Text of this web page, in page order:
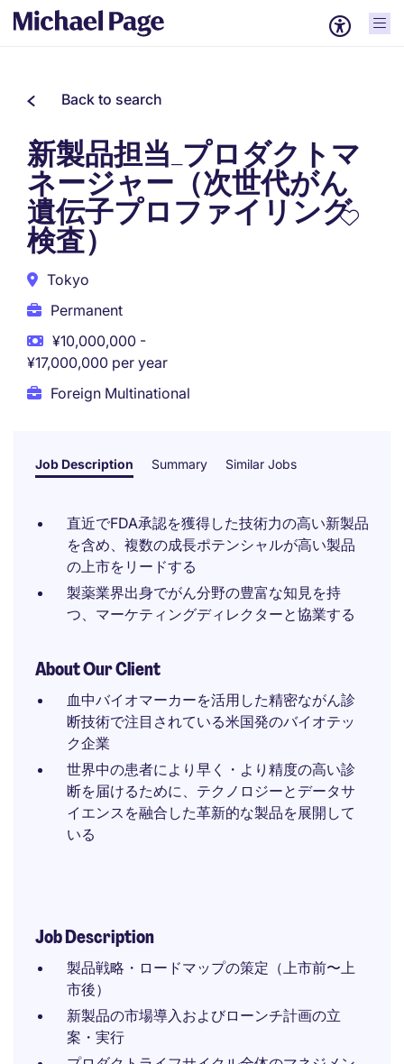
Back to search
新製品担当_プロダクトマ
ネージャー（次世代がん
遺伝子プロファイリング
検査）
Tokyo
Permanent
¥10,000,000 -
¥17,000,000 per year
Foreign Multinational
Job Description Summary Similar Jobs
直近でFDA承認を獲得した技術力の高い新製品
を含め、複数の成長ポテンシャルが高い製品
の上市をリードする
製薬業界出身でがん分野の豊富な知見を持
つ、マーケティングディレクターと協業する​
About Our Client
血中バイオマーカーを活用した精密ながん診
断技術で注目されている米国発のバイオテッ
ク企業
世界中の患者により早く・より精度の高い診
断を届けるために、テクノロジーとデータサ
イエンスを融合した革新的な製品を展開して
いる
Job Description
製品戦略・ロードマップの策定（上市前〜上
市後）
新製品の市場導入およびローンチ計画の立
案・実行